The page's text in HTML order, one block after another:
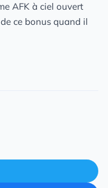
AFK à ciel ouvert
ce bonus quand il